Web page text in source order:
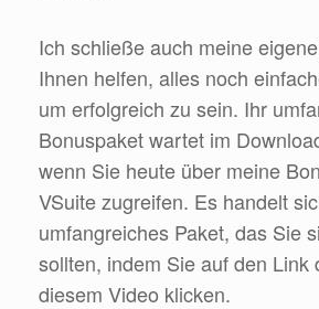
Ich schließe auch meine
Ihnen helfen, alles noch
um erfolgreich zu sein. Ihr
Bonuspaket wartet im
wenn Sie heute über meine
VSuite zugreifen. Es handelt
umfangreiches Paket, das Sie
sollten, indem Sie auf den Link
diesem Video klicken.